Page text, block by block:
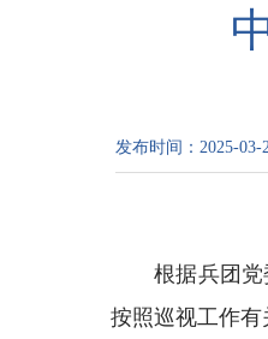
发布时间： 2025-03-
根据兵团党
按照巡视工作有